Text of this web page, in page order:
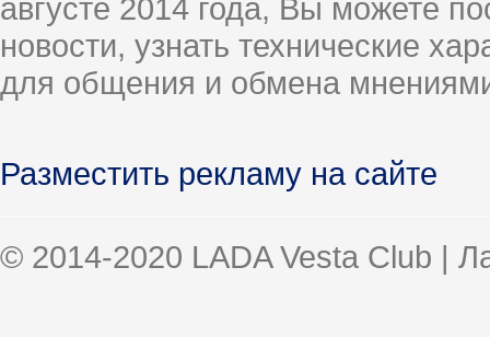
августе 2014 года, Вы можете
новости, узнать технические
для общения и обмена
Разместить рекламу на сайте
© 2014-2020 LADA Vesta Club |